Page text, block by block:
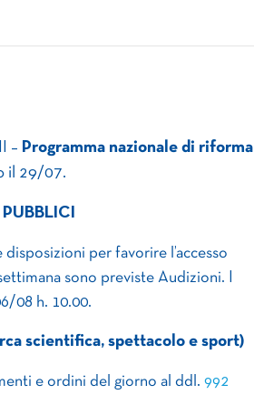
– Programma nazionale di riforma
il 29/07.
disposizioni per favorire l’accesso
sono previste Audizioni. I
08 h. 10.00.
scientifica, spettacolo e sport)
e ordini del giorno al ddl. 992